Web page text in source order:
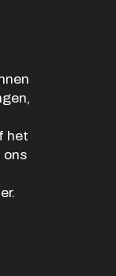
het
ons